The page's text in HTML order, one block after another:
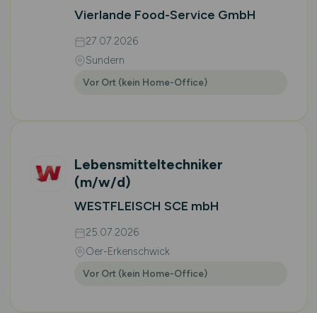
Vierlande Food-Service GmbH
27.07.2026
Sundern
Vor Ort (kein Home-Office)
Lebensmitteltechniker
(m/w/d)
WESTFLEISCH SCE mbH
25.07.2026
Oer-Erkenschwick
Vor Ort (kein Home-Office)